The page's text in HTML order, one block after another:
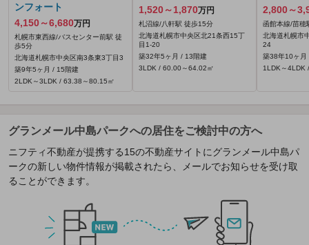
ンフォート
4,150～6,680万円
札幌市東西線/バスセンター前駅 徒
歩5分
北海道札幌市中央区南3条東3丁目3
築9年5ヶ月 / 15階建
2LDK～3LDK / 63.38～80.15㎡
1,520～1,870万円
札沼線/八軒駅 徒歩15分
北海道札幌市中央区北21条西15丁
目1-20
築32年5ヶ月 / 13階建
3LDK / 60.00～64.02㎡
2,800～
函館本線/苗穂
北海道札幌市
24
築38年10ヶ月
1LDK～4LDK
グランメール中島パークへの居住をご検討中の方へ
ニフティ不動産が提携する15の不動産サイトにグランメール中島パ
ークの新しい物件情報が掲載されたら、メールでお知らせを受け取
ることができます。